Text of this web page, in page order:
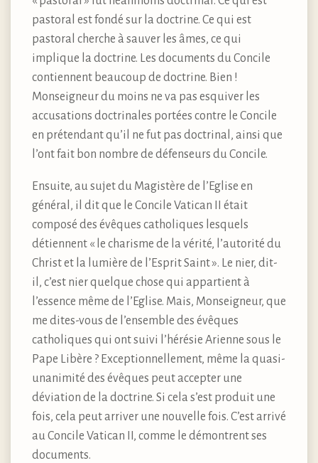
pastoral est fondé sur la doctrine. Ce qui est
pastoral cherche à sauver les âmes, ce qui
implique la doctrine. Les documents du Concile
contiennent beaucoup de doctrine. Bien !
Monseigneur du moins ne va pas esquiver les
accusations doctrinales portées contre le Concile
en prétendant qu’il ne fut pas doctrinal, ainsi que
l’ont fait bon nombre de défenseurs du Concile.
Ensuite, au sujet du Magistère de l’Eglise en
général, il dit que le Concile Vatican II était
composé des évêques catholiques lesquels
détiennent « le charisme de la vérité, l’autorité du
Christ et la lumière de l’Esprit Saint ». Le nier, dit-
il, c’est nier quelque chose qui appartient à
l’essence même de l’Eglise. Mais, Monseigneur, que
me dites-vous de l’ensemble des évêques
catholiques qui ont suivi l’hérésie Arienne sous le
Pape Libère ? Exceptionnellement, même la quasi-
unanimité des évêques peut accepter une
déviation de la doctrine. Si cela s’est produit une
fois, cela peut arriver une nouvelle fois. C’est arrivé
au Concile Vatican II, comme le démontrent ses
documents.